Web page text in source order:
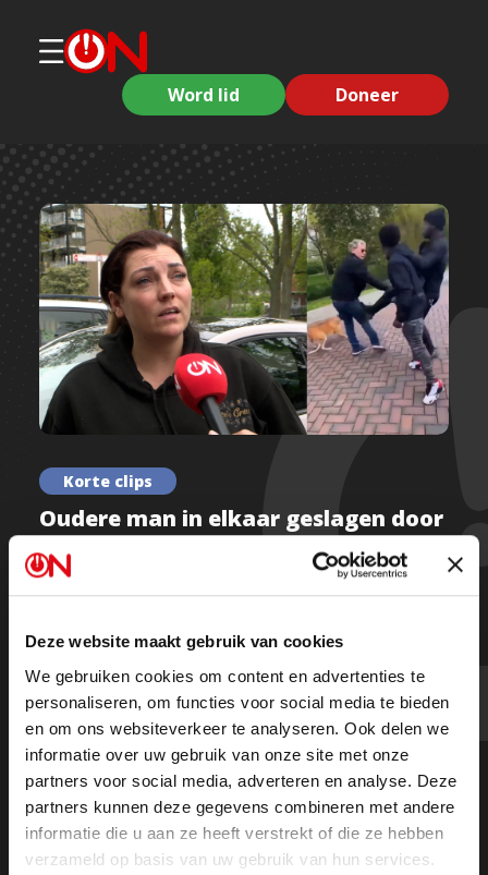
Deze website maakt gebruik van cookies
We gebruiken cookies om content en advertenties te
personaliseren, om functies voor social media te bieden
en om ons websiteverkeer te analyseren. Ook delen we
informatie over uw gebruik van onze site met onze
partners voor social media, adverteren en analyse. Deze
partners kunnen deze gegevens combineren met andere
informatie die u aan ze heeft verstrekt of die ze hebben
verzameld op basis van uw gebruik van hun services.
Word lid Doneer
Korte clips
Oudere man in elkaar geslagen door
groep allochtonen: "Op een gegeven
moment worden we ook minder
gastvrij. We zijn het zat"
Kijk de hele uitzending